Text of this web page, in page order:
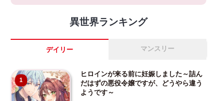
異世界ランキング
デイリー マンスリー
1
ヒロインが来る前に妊娠しました～詰ん
だはずの悪役令嬢ですが、どうやら違う
ようです～